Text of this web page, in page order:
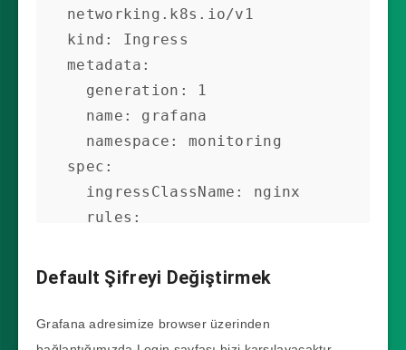
node-exporter-gdlrb
1/1     Running   0
2m36s
prometheus-stack-prometheus-
node-exporter-m6dbr
1/1     Running   0
2m36s
networking.k8s.io/v1
kind: Ingress
metadata:
spec:
    http:
      paths:
      - backend:
          service:
Default Şifreyi Değiştirmek
Grafana adresimize browser üzerinden